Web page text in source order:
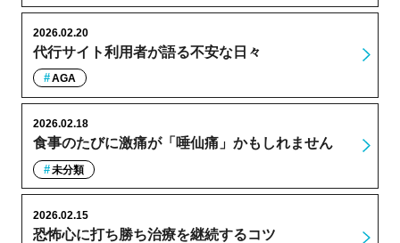
代行サイト利用者が語る不安な日々
2026.02.20
AGA
食事のたびに激痛が「唾仙痛」かもしれません
2026.02.18
未分類
恐怖心に打ち勝ち治療を継続するコツ
2026.02.15